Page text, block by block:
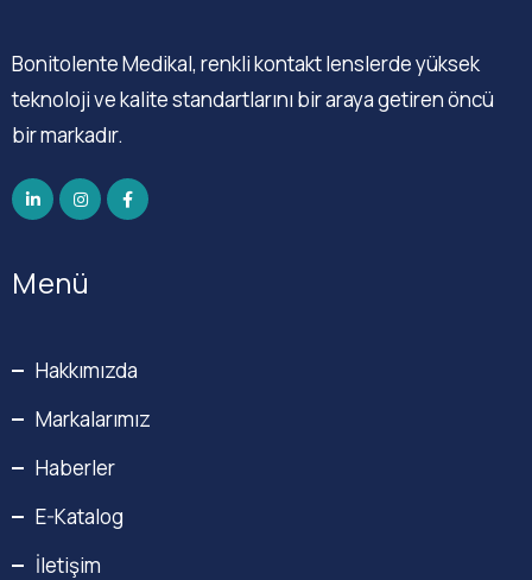
Bonitolente Medikal, renkli kontakt lenslerde yüksek
teknoloji ve kalite standartlarını bir araya getiren öncü
bir markadır.
Menü
Hakkımızda
Markalarımız
Haberler
E-Katalog
İletişim